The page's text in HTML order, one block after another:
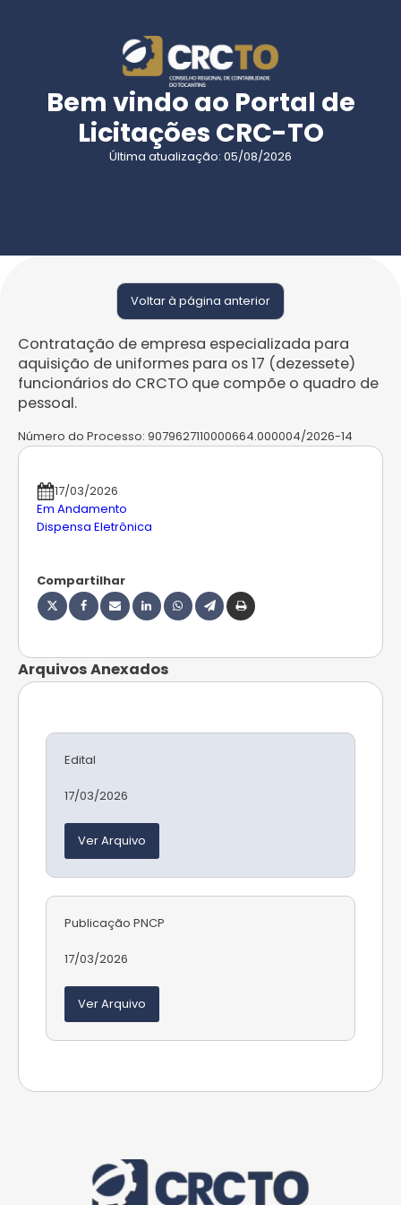
Bem vindo ao Portal de
Licitações CRC-TO
Última atualização: 05/08/2026
Voltar à página anterior
Contratação de empresa especializada para
aquisição de uniformes para os 17 (dezessete)
funcionários do CRCTO que compõe o quadro de
pessoal.
Número do Processo: 9079627110000664.000004/2026-14
17/03/2026
Em Andamento
Dispensa Eletrônica
Compartilhar
Arquivos Anexados
Edital
17/03/2026
Ver Arquivo
Publicação PNCP
17/03/2026
Ver Arquivo